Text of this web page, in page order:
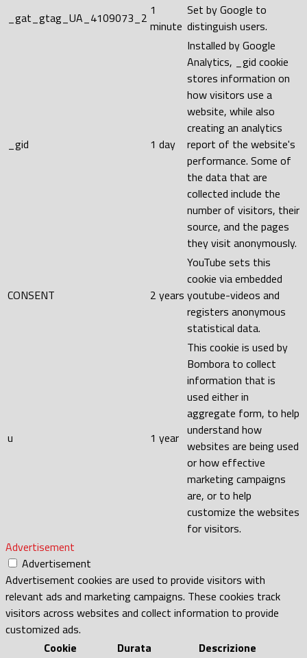
_gat_gtag_UA_4109073_2 1
minute
Set by Google to
distinguish users.
_gid 1 day
Installed by Google
Analytics, _gid cookie
stores information on
how visitors use a
website, while also
creating an analytics
report of the website's
performance. Some of
the data that are
collected include the
number of visitors, their
source, and the pages
they visit anonymously.
CONSENT 2 years
YouTube sets this
cookie via embedded
youtube-videos and
registers anonymous
statistical data.
u 1 year
This cookie is used by
Bombora to collect
information that is
used either in
aggregate form, to help
understand how
websites are being used
or how effective
marketing campaigns
are, or to help
customize the websites
for visitors.
Advertisement
Advertisement
Advertisement cookies are used to provide visitors with
relevant ads and marketing campaigns. These cookies track
visitors across websites and collect information to provide
customized ads.
Cookie
Durata Descrizione